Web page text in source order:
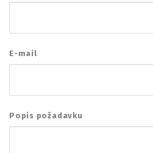
E-mail
Popis požadavku